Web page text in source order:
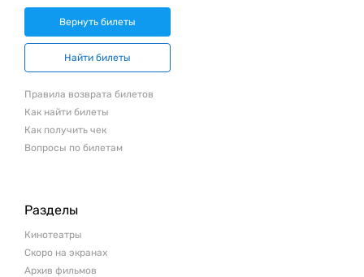
Вернуть билеты
Найти билеты
Правила возврата билетов
Как найти билеты
Как получить чек
Вопросы по билетам
Разделы
Кинотеатры
Скоро на экранах
Архив фильмов